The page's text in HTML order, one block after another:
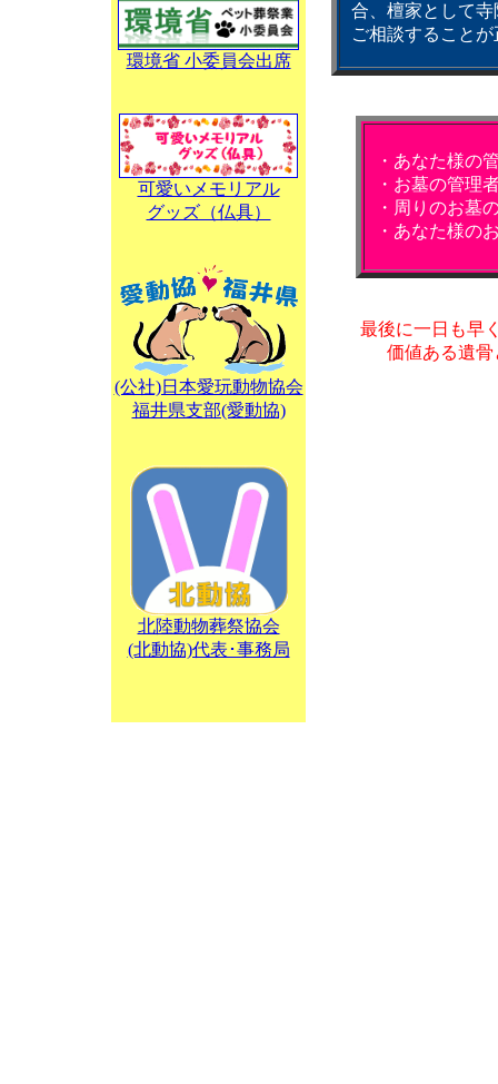
環境省 小委員会出席
可愛いメモリアル
グッズ（仏具）
(公社)日本愛玩動物協会
福井県支部(愛動協)
北陸動物葬祭協会
(北動協)代表･事務局
合、檀家として
ご相談すること
・あなた様の
・お墓の管理
・周りのお墓
・あなた様の
最後に一日も早
価値ある遺